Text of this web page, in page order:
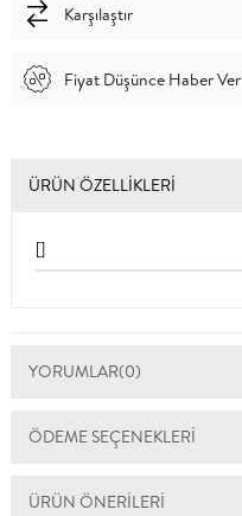
Karşılaştır
Fiyat Düşünce Haber Ver
ÜRÜN ÖZELLIKLERI
[]
YORUMLAR(0)
ÖDEME SEÇENEKLERI
ÜRÜN ÖNERILERI